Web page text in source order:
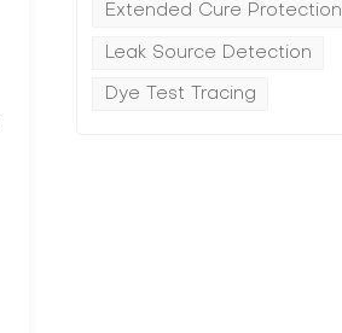
Extended Cure Protection
Leak Source Detection
Dye Test Tracing